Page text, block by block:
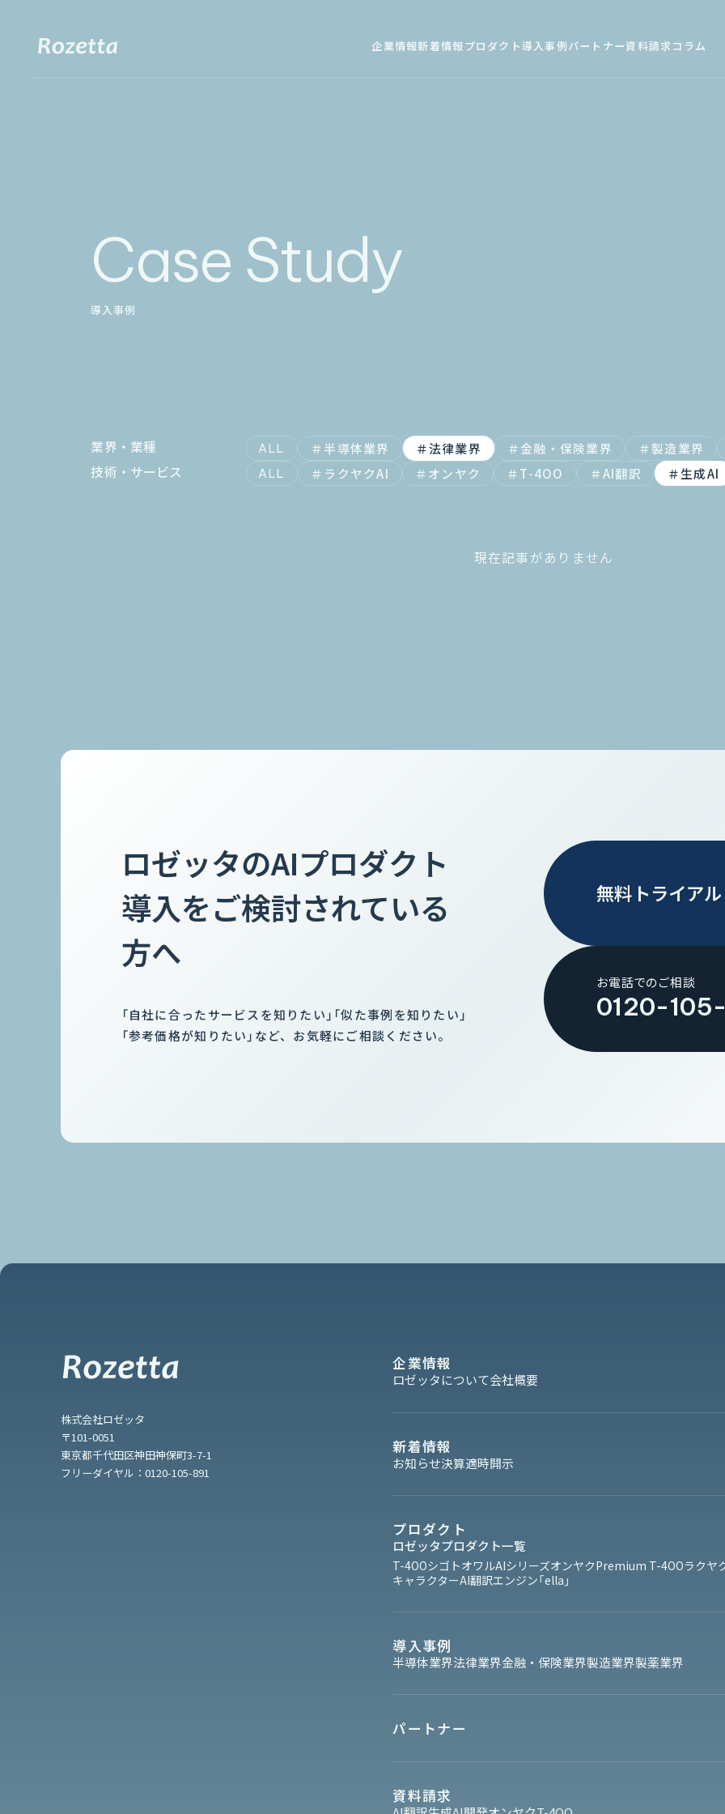
企業情報新着情報 プロダクト導入事例パートナー資料請求コラム
Case Study
導入事例
業界・業種 ALL 半導体業界 法律業界 金融・保険業界 製造業界
技術・サービス ALL ラクヤクAI オンヤク T-4OO AI翻訳 生成AI
現在記事がありません
ロゼッタのAIプロダクト
導入をご検討されている
方へ
「自社に合ったサービスを知りたい」「似た事例を知りたい」
「参考価格が知りたい」など、お気軽にご相談ください。
無料トライア
お電話でのご相談
0120-
株式会社ロゼッタ
〒101-0051
東京都千代田区神田神保町3-7-1
フリーダイヤル：0120-105-891
企業情報
ロゼッタについて会社概要
新着情報
お知らせ決算適時開示
プロダクト
ロゼッタプロダクト一覧
T-4OOシゴトオワルAIシリーズオンヤクPremium T-4OOラクヤ
キャラクターAI翻訳エンジン「ella」
導入事例
半導体業界法律業界金融・保険業界製造業界製薬業界
パートナー
資料請求